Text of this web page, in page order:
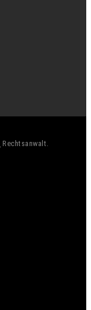
Rechtsanwalt.